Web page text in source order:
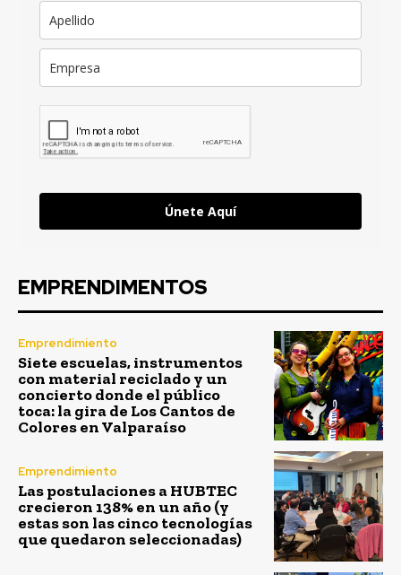
Únete Aquí
EMPRENDIMENTOS
Emprendimiento
Siete escuelas, instrumentos
con material reciclado y un
concierto donde el público
toca: la gira de Los Cantos de
Colores en Valparaíso
Emprendimiento
Las postulaciones a HUBTEC
crecieron 138% en un año (y
estas son las cinco tecnologías
que quedaron seleccionadas)